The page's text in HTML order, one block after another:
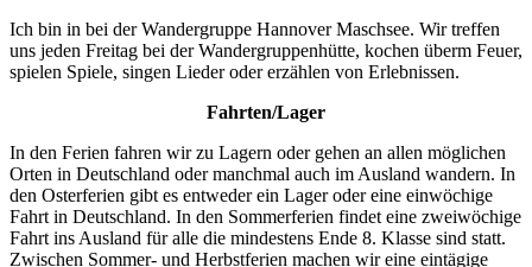
Ich bin in bei der Wandergruppe Hannover Maschsee. Wir treffen
uns jeden Freitag bei der Wandergruppenhütte, kochen überm Feuer,
spielen Spiele, singen Lieder oder erzählen von Erlebnissen.
Fahrten/Lager
In den Ferien fahren wir zu Lagern oder gehen an allen möglichen
Orten in Deutschland oder manchmal auch im Ausland wandern. In
den Osterferien gibt es entweder ein Lager oder eine einwöchige
Fahrt in Deutschland. In den Sommerferien findet eine zweiwöchige
Fahrt ins Ausland für alle die mindestens Ende 8. Klasse sind statt.
Zwischen Sommer- und Herbstferien machen wir eine eintägige